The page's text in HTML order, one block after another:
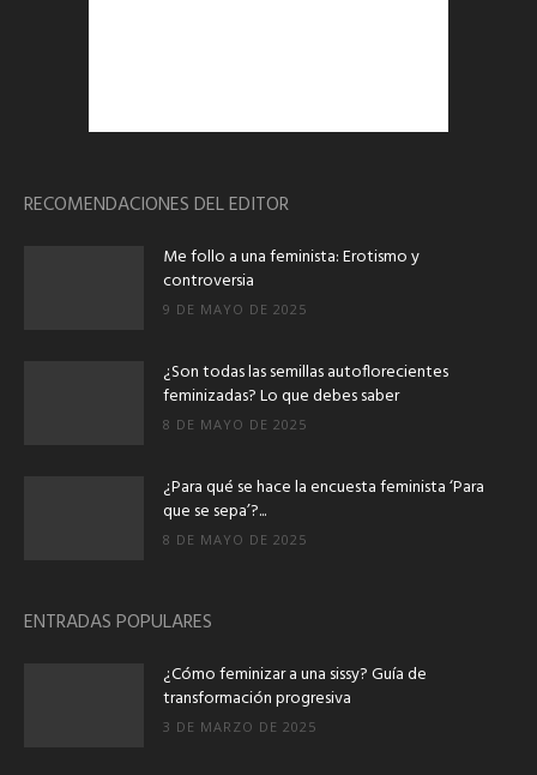
RECOMENDACIONES DEL EDITOR
Me follo a una feminista: Erotismo y
controversia
9 DE MAYO DE 2025
¿Son todas las semillas autoflorecientes
feminizadas? Lo que debes saber
8 DE MAYO DE 2025
¿Para qué se hace la encuesta feminista ‘Para
que se sepa’?...
8 DE MAYO DE 2025
ENTRADAS POPULARES
¿Cómo feminizar a una sissy? Guía de
transformación progresiva
3 DE MARZO DE 2025